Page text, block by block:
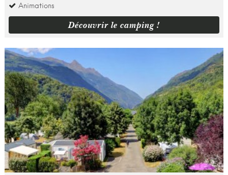
Animations
Découvrir le camping !